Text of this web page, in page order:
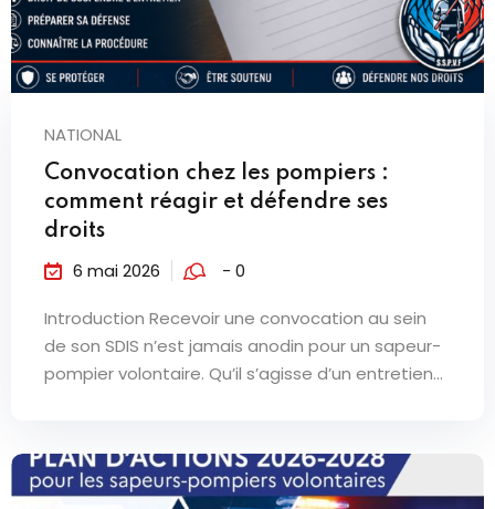
NATIONAL
Convocation chez les pompiers :
comment réagir et défendre ses
droits
6 mai 2026 - 0
Introduction Recevoir une convocation au sein
de son SDIS n’est jamais anodin pour un sapeur-
pompier volontaire. Qu’il s’agisse d’un entretien...